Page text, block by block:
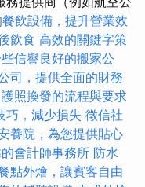
飲設備，提升營業效
飲食 高效的關鍵字策
信譽良好的搬家公
司，提供全面的財務
護照換發的流程與要求
巧，減少損失 徵信社
養院，為您提供貼心
會計師事務所 防水
點外燴，讓賓客自由